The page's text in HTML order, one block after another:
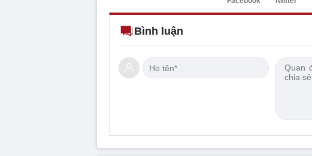
Bình luận